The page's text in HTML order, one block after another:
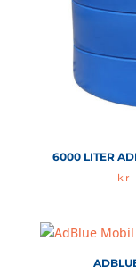
6000 LITER
kr